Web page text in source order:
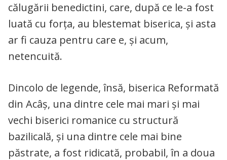
călugării benedictini, care, după ce le-a fost
luată cu forța, au blestemat biserica, și asta
ar fi cauza pentru care e, și acum,
netencuită.
Dincolo de legende, însă, biserica Reformată
din Acâș, una dintre cele mai mari și mai
vechi biserici romanice cu structură
bazilicală, și una dintre cele mai bine
păstrate, a fost ridicată, probabil, în a doua